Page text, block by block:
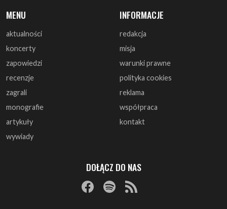
MENU
aktualności
koncerty
zapowiedzi
recenzje
zagrali
monografie
artykuły
wywiady
INFORMACJE
redakcja
misja
warunki prawne
polityka cookies
reklama
współpraca
kontakt
DOŁĄCZ DO NAS